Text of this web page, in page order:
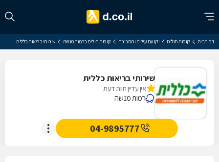
דף הבית קופות חולים יקנעם עילית והסביבה קופות חולים ברמות מנשה שירותי בריאות כללית
שירותי בריאות כללית
אין עדיין חוות דעת
רמות מנשה
04-9895777